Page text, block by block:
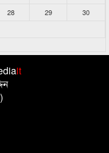
28 29
30
it